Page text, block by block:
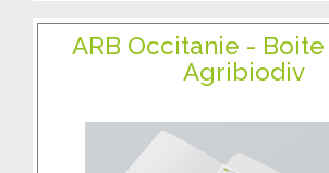
ARB Occitanie -
Agribiodiv